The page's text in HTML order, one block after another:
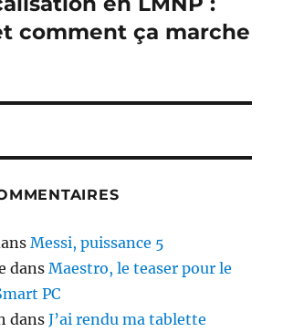
comment ça marche
Messi, puissance 5
dansMaestro, le teaser pour le
PC
dansJ’ai rendu ma tablette